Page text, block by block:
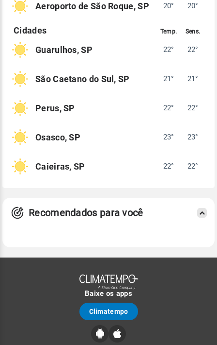
Aeroporto de São Roque, SP 20° 20°
Guarulhos, SP 22° 22°
São Caetano do Sul, SP 21° 21°
Perus, SP 22° 22°
Osasco, SP 23° 23°
Caieiras, SP 22° 22°
Recomendados para você
Baixe os apps
Climatempo